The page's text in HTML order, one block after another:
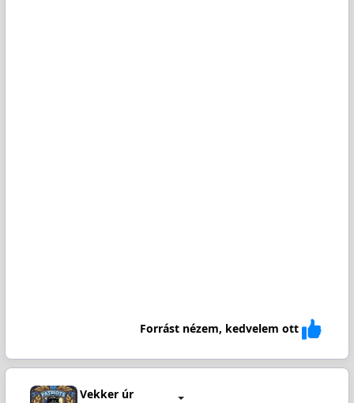
Forrást nézem, kedvelem ott
Vekker úr